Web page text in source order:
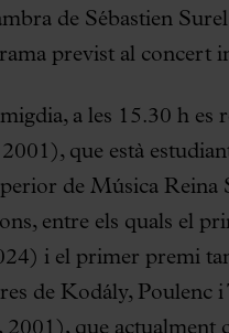
de Sébastien
previst al concert
a les 15.30 h
que està
de Música
entre els quals el
i el primer premi
de Kodály, Poulenc
2001), que actualment